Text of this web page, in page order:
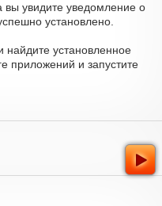
вы увидите уведомление о
установлено.
найдите установленное
приложений и запустите